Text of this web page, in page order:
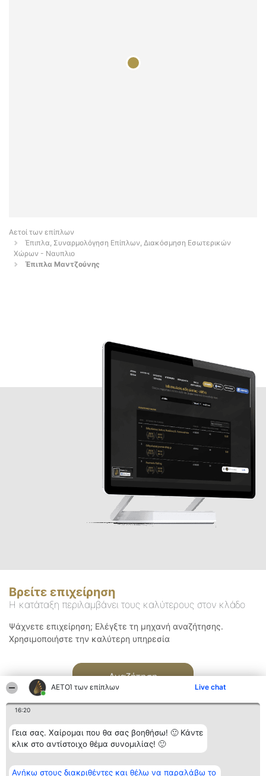
ΑΕΤΟΊ των επίπλων Live chat
16:20
Γεια σας. Χαίρομαι που θα σας βοηθήσω! 🙂 Κάντε
κλικ στο αντίστοιχο θέμα συνομιλίας! 🙂
Ανήκω στους διακριθέντες και θέλω να παραλάβω το
Αετοί των επίπλων
Έπιπλα, Συναρμολόγηση Επίπλων, Διακόσμηση Εσωτερικών
Χώρων - Ναυπλιο
Έπιπλα Μαντζούνης
Βρείτε επιχείρηση
Η κατάταξη περιλαμβάνει τους καλύτερους στον κλάδο
Ψάχνετε επιχείρηση; Ελέγξτε τη μηχανή αναζήτησης.
Χρησιμοποιήστε την καλύτερη υπηρεσία
Αναζήτηση
Διοργανωτής της
κατάταξης
Κατάταξη
Διακριθέντες
Επικοινωνία
Επικοινωνία